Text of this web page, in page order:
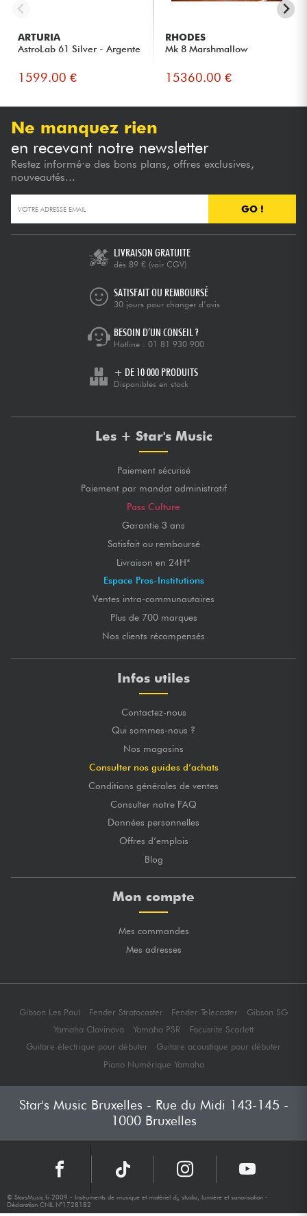
ARTURIA
AstroLab 61 Silver - Argente
1599.00 €
RHODES
Mk 8 Marshmallow
15360.00 €
Ne manquez rien
en recevant notre newsletter
Restez informé·e des bons plans, offres exclusives,
nouveautés...
GO !
LIVRAISON GRATUITE
dès 89 € (voir CGV)
SATISFAIT OU REMBOURSÉ
30 jours pour changer d’avis
BESOIN D’UN CONSEIL ?
Hotline : 01 81 930 900
+ DE 10 000 PRODUITS
Disponibles en stock
Les + Star's Music
Paiement sécurisé
Paiement par mandat administratif
Pass Culture
Garantie 3 ans
Satisfait ou remboursé
Livraison en 24H*
Espace Pros-Institutions
Ventes intra-communautaires
Plus de 700 marques
Nos clients récompensés
Infos utiles
Contactez-nous
Qui sommes-nous ?
Nos magasins
Consulter nos guides d’achats
Conditions générales de ventes
Consulter notre FAQ
Données personnelles
Offres d’emplois
Blog
Mon compte
Mes commandes
Mes adresses
Gibson Les Paul Fender Stratocaster Fender Telecaster
Gibson SG
Yamaha Clavinova
Yamaha PSR
Focusrite Scarlett
Guitare électrique pour débuter
Guitare acoustique pour débuter
Piano Numérique Yamaha
Star's Music Bruxelles - Rue du Midi 143-145 -
1000 Bruxelles
© StarsMusic.fr 2009 - Instruments de musique et matériel dj, studio, lumière et sonorisation -
Déclaration CNIL N°1728182